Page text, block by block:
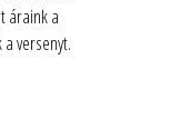
áraink a
versenyt.